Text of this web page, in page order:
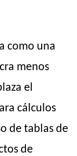
como una
menos
el
cálculos
de tablas de
de